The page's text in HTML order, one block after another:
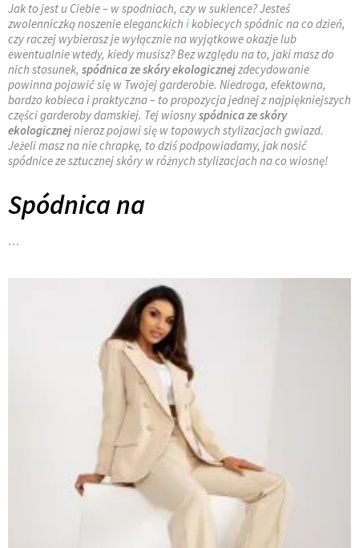
Jak to jest u Ciebie – w spodniach, czy w sukience? Jesteś
zwolenniczką noszenie eleganckich ikobiecych spódnic na co dzień,
czy raczej wybierasz je wyłącznie na wyjątkowe okazje lub
ewentualnie wtedy, kiedy musisz? Bez względu na to, jaki masz do
nich stosunek, spódnica ze skóry ekologicznejzdecydowanie
powinna pojawić się w Twojej garderobie. Niedroga, efektowna,
bardzo kobieca i praktyczna – to propozycja jednej z najpiękniejszych
części garderoby damskiej. Tej wiosnyspódnica ze skóry
ekologicznejnieraz pojawi się w topowych stylizacjach gwiazd.
Jeżeli masz na nie chrapkę, to dziś podpowiadamy, jak nosić
spódnice ze sztucznej skóry w różnych stylizacjach na co wiosnę!
Spódnica na
…